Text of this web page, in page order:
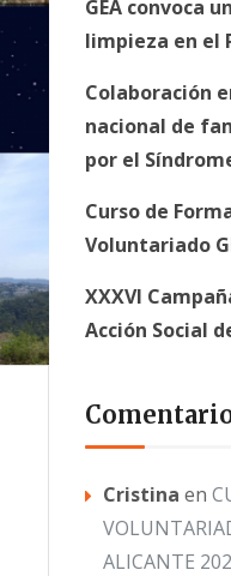
GEA convoca
limpieza en el
Colaboración
nacional de
por el
Curso de
Voluntariado
XXXVI
Acción Social
Cristina en
ALICANTE